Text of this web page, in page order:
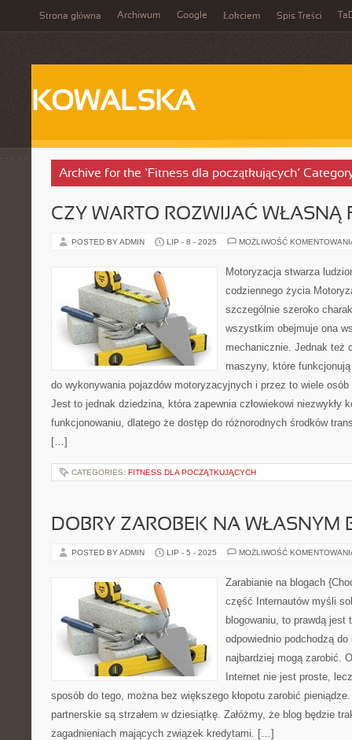
Strona główna Archiwum Google Łokciem Spis Treści
KOWALSKA
Archive for the ‘Fitness dla początkujących’
CZY WARTO ROZWIJAĆ WŁASNĄ
POSTED BY ADMIN LIP - 8 - 2025 MOŻLIWOŚĆ
Motoryzacja stwarza
codziennego życia
szczególnie szeroko
wszystkim obejmuje ona
mechanicznie. Jednak też
maszyny, które
do wykonywania pojazdów motoryzacyjnych i przez to wiele
Jest to jednak dziedzina, która zapewnia człowiekowi niezwykły
funkcjonowaniu, dlatego że dostęp do różnorodnych środków
[…]
CATEGORIES: FITNESS DLA POCZĄTKUJĄCYCH
DOBRY ZAROBEK NA WŁASNYM
POSTED BY ADMIN LIP - 5 - 2025 MOŻLIWOŚĆ
Zarabianie na blogach
część Internautów myśli
blogowaniu, to prawdą
odpowiednio podchodzą
najbardziej mogą zarobić.
Internet nie jest proste,
sposób do tego, można bez większego kłopotu zarobić
partnerskie są strzałem w dziesiątkę. Załóżmy, że blog będzie
zagadnieniach mających związek kredytami. […]